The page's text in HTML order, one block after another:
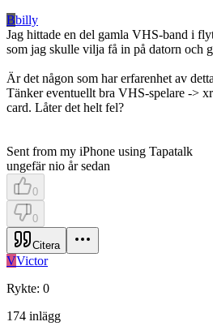
Bbilly
Jag hittade en del gamla VHS-band i
som jag skulle vilja få in på datorn och
Är det någon som har erfarenhet av
Tänker eventuellt bra VHS-spelare ->
card. Låter det helt fel?
Sent from my iPhone using Tapatalk
ungefär nio år sedan
0
0
Citera
VVictor
Rykte: 0
174 inlägg